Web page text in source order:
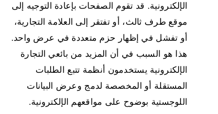
الإلكترونية. قد تقوم الصفحات بإعادة التوجيه إلى
موقع طرف ثالث، أو تفتقر إلى العلامة التجارية،
أو تفشل في إظهار حزم متعددة في عرض واحد.
هذا هو السبب في أن المزيد من بائعي التجارة
الإلكترونية يستخدمون أنظمة تتبع الطلبات
المستقلة أو المخصصة لدمج وعرض البيانات
اللوجستية بوضوح على مواقعهم الإلكترونية.